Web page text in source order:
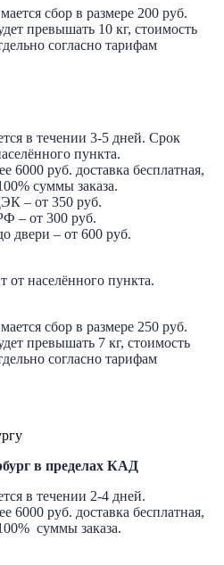
сбор в размере 200 руб.
превышать 10 кг, стоимость
согласно тарифам
в течении 3-5 дней. Срок
пункта.
6000 руб. доставка бесплатная,
суммы заказа.
– от 350 руб.
– от 300 руб.
двери – от 600 руб.
от населённого пункта.
сбор в размере 250 руб.
превышать 7 кг, стоимость
согласно тарифам
в пределах КАД
в течении 2-4 дней.
6000 руб. доставка бесплатная,
суммы заказа.